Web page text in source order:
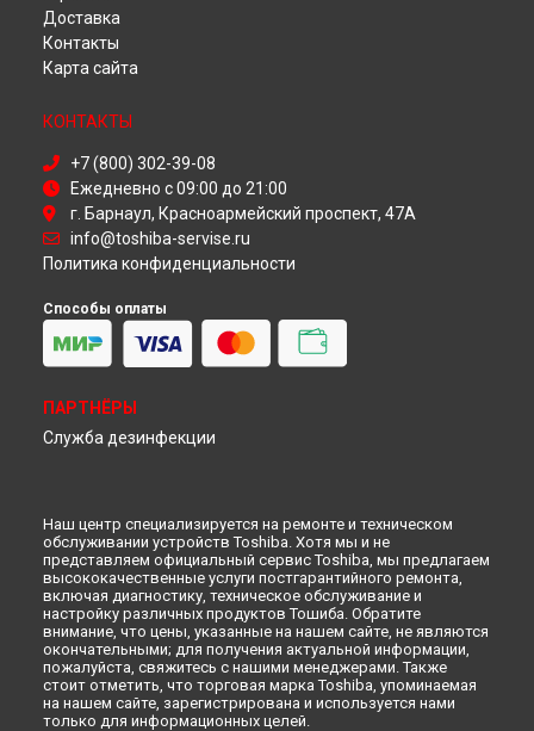
Ремонт телевизора 47L6463DG Toshiba в
Ремонт телевизора 47L6463DG Toshiba в
Ремонт телевизора 47L6463DG Toshiba в
Ремонт телевизора 47L6463DG Toshiba в
Доставка
Контакты
Карта сайта
КОНТАКТЫ
+7 (800) 302-39-08
Ежедневно с 09:00 до 21:00
г. Барнаул, Красноармейский проспект, 47А
info@toshiba-servise.ru
Политика конфиденциальности
Способы оплаты
ПАРТНЁРЫ
Служба дезинфекции
Наш центр специализируется на ремонте и техническом
обслуживании устройств Toshiba. Хотя мы и не
представляем официальный сервис Toshiba, мы предлагаем
высококачественные услуги постгарантийного ремонта,
включая диагностику, техническое обслуживание и
настройку различных продуктов Тошиба. Обратите
внимание, что цены, указанные на нашем сайте, не являются
окончательными; для получения актуальной информации,
пожалуйста, свяжитесь с нашими менеджерами. Также
стоит отметить, что торговая марка Toshiba, упоминаемая
на нашем сайте, зарегистрирована и используется нами
только для информационных целей.